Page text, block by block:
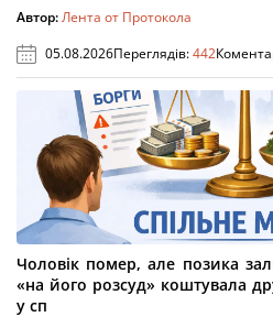
Автор:Лента от Протокола
05.08.2026Переглядів:442
Чоловік помер, але позика
«на його розсуд» коштувала
у сп